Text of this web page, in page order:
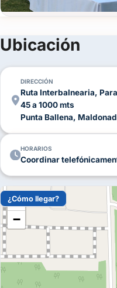
Ubicación
DIRECCIÓN
Ruta Interbalnearia,
45 a 1000 mts
Punta Ballena,
HORARIOS
Coordinar
+
−
¿Cómo llegar?